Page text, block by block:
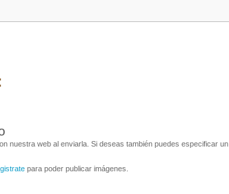
nuestra web al enviarla. Si deseas también puedes especificar un
para poder publicar imágenes.